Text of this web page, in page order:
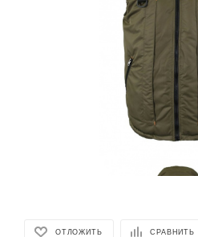
ОТЛОЖИТЬ СРАВНИТЬ